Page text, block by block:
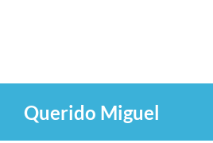
Querido Miguel